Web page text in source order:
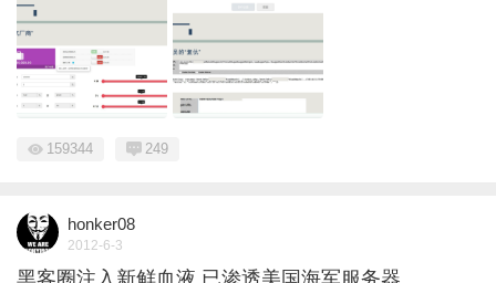
159344 249
honker08
2012-6-3
黑客圈注入新鲜血液 已渗透美国海军服务器